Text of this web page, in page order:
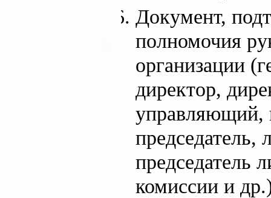
Документ,
полномочия
организации
директор,
управляющий,
председатель,
председатель
комиссии и